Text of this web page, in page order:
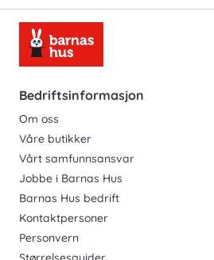
Bedriftsinformasjon
Om oss
Våre butikker
Vårt samfunnsansvar
Jobbe i Barnas Hus
Barnas Hus bedrift
Kontaktpersoner
Personvern